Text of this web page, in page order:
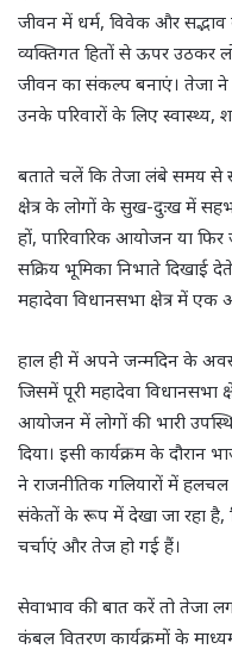
जीवन में धर्म, विवेक और
व्यक्तिगत हितों से ऊपर उठकर
जीवन का संकल्प बनाएं। तेजा ने
उनके परिवारों के लिए
बताते चलें कि तेजा लंबे समय से
क्षेत्र के लोगों के सुख-दुःख में
हों, पारिवारिक आयोजन या
सक्रिय भूमिका निभाते दिखाई
महादेवा विधानसभा क्षेत्र में
हाल ही में अपने जन्मदिन के
जिसमें पूरी महादेवा विधानसभा
आयोजन में लोगों की भारी
दिया। इसी कार्यक्रम के दौरान
ने राजनीतिक गलियारों में
संकेतों के रूप में देखा जा रहा है,
चर्चाएं और तेज हो गई हैं।
सेवाभाव की बात करें तो तेजा
कंबल वितरण कार्यक्रमों के